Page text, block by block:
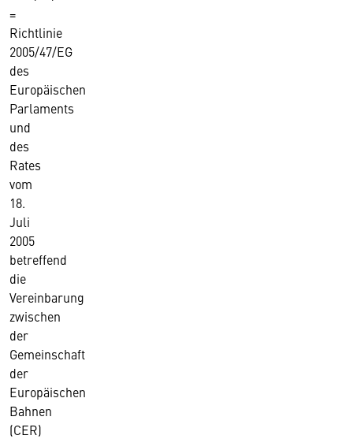
=
Richtlinie
2005/47/EG
des
Europäischen
Parlaments
und
des
Rates
vom
18.
Juli
2005
betreffend
die
Vereinbarung
zwischen
der
Gemeinschaft
der
Europäischen
Bahnen
(CER)